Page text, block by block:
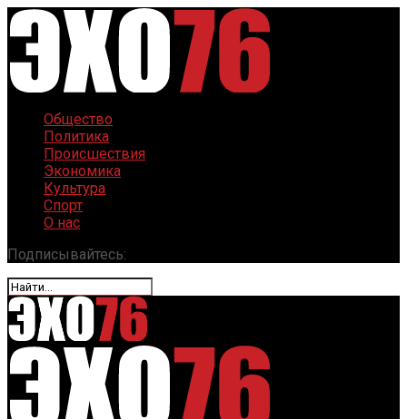
Общество
Политика
Происшествия
Экономика
Культура
Спорт
О нас
Подписывайтесь: